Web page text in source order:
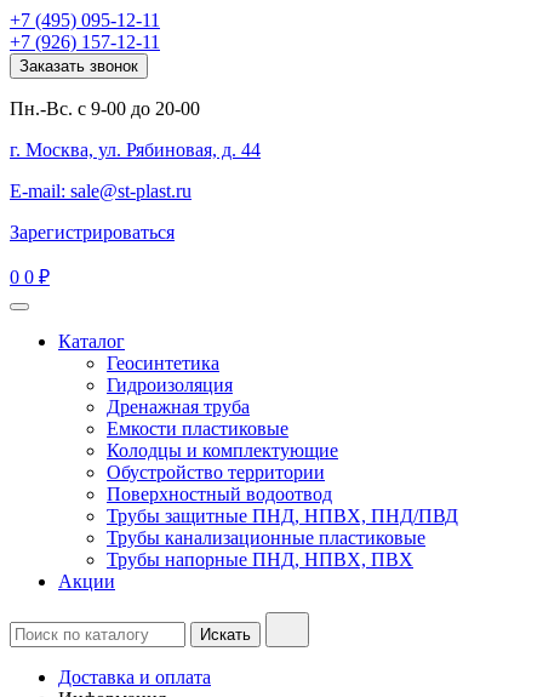
+7 (495) 095-12-11
+7 (926) 157-12-11
Заказать звонок
Пн.-Вс. с 9-00 до 20-00
г. Москва, ул. Рябиновая, д. 44
E-mail: sale@st-plast.ru
Зарегистрироваться
0 0 ₽
Каталог
Геосинтетика
Гидроизоляция
Дренажная труба
Емкости пластиковые
Колодцы и комплектующие
Обустройство территории
Поверхностный водоотвод
Трубы защитные ПНД, НПВХ, ПНД/ПВД
Трубы канализационные пластиковые
Трубы напорные ПНД, НПВХ, ПВХ
Акции
Доставка и оплата